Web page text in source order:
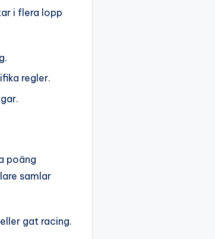
i flera lopp
regler.
poäng
samlar
gat racing.